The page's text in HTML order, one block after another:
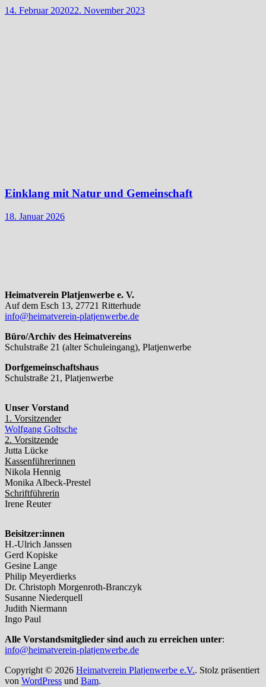
14. Februar 202022. November 2023
Einklang mit Natur und Gemeinschaft
18. Januar 2026
Heimatverein Platjenwerbe e. V.
Auf dem Esch 13, 27721 Ritterhude
info@heimatverein-platjenwerbe.de
Büro/Archiv des Heimatvereins
Schulstraße 21 (alter Schuleingang), Platjenwerbe
Dorfgemeinschaftshaus
Schulstraße 21, Platjenwerbe
Unser Vorstand
1. Vorsitzender
Wolfgang Goltsche
2. Vorsitzende
Jutta Lücke
Kassenführerinnen
Nikola Hennig
Monika Albeck-Prestel
Schriftführerin
Irene Reuter
Beisitzer:innen
H.-Ulrich Janssen
Gerd Kopiske
Gesine Lange
Philip Meyerdierks
Dr. Christoph Morgenroth-Branczyk
Susanne Niederquell
Judith Niermann
Ingo Paul
Alle Vorstandsmitglieder sind auch zu erreichen unter:
info@heimatverein-platjenwerbe.de
Copyright © 2026 Heimatverein Platjenwerbe e.V.. Stolz präsentiert
von WordPress und Bam.